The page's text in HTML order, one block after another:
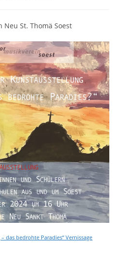
Neu St. Thomä Soest
das bedrohte Paradies“ Vernissage